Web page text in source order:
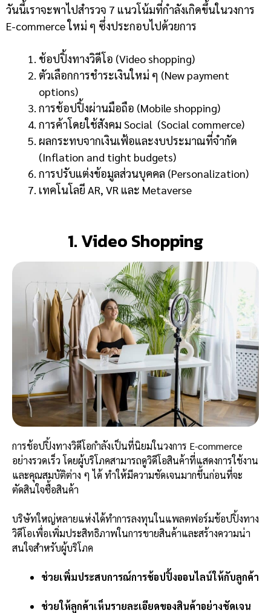
วันนี้เราจะพาไปสำรวจ 7 แนวโน้มที่กำลังเกิดขึ้นในวงการ
E-commerce ใหม่ ๆ ซึ่งประกอบไปด้วยการ
ช้อปปิ้งทางวิดีโอ (Video shopping)
ตัวเลือกการชำระเงินใหม่ ๆ (New payment
options)
การช้อปปิ้งผ่านมือถือ (Mobile shopping)
การค้าโดยใช้สังคม Social (Social commerce)
ผลกระทบจากเงินเฟ้อและงบประมาณที่จำกัด
(Inflation and tight budgets)
การปรับแต่งข้อมูลส่วนบุคคล (Personalization)
เทคโนโลยี AR, VR และ Metaverse
1. Video Shopping
การช้อปปิ้งทางวิดีโอกำลังเป็นที่นิยมในวงการ E-commerce
อย่างรวดเร็ว โดยผู้บริโภคสามารถดูวิดีโอสินค้าที่แสดงการใช้งาน
และคุณสมบัติต่าง ๆ ได้ ทำให้มีความชัดเจนมากขึ้นก่อนที่จะ
ตัดสินใจซื้อสินค้า
บริษัทใหญ่หลายแห่งได้ทำการลงทุนในแพลตฟอร์มช้อปปิ้งทาง
วิดีโอเพื่อเพิ่มประสิทธิภาพในการขายสินค้าและสร้างความน่า
สนใจสำหรับผู้บริโภค
ช่วยเพิ่มประสบการณ์การช้อปปิ้งออนไลน์ให้กับลูกค้า
ช่วยให้ลูกค้าเห็นรายละเอียดของสินค้าอย่างชัดเจน